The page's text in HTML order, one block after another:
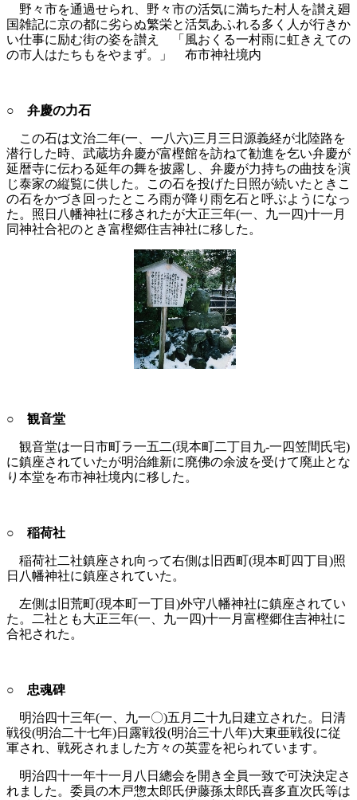
野々市を通過せられ、野々市の活気に満ちた村人を讃え廻
国雑記に京の都に劣らぬ繁栄と活気あふれる多く人が行きか
い仕事に励む街の姿を讃え 「風おくる一村雨に虹きえての
の市人はたちもをやまず。」 布市神社境内
○ 弁慶の力石
この石は文治二年(一、一八六)三月三日源義経が北陸路を
潜行した時、武蔵坊弁慶が富樫館を訪ねて勧進を乞い弁慶が
延暦寺に伝わる延年の舞を披露し、弁慶が力持ちの曲技を演
じ泰家の縦覧に供した。この石を投げた日照が続いたときこ
の石をかづき回ったところ雨が降り雨乞石と呼ぶようになっ
た。照日八幡神社に移されたが大正三年(一、九一四)十一月
同神社合祀のとき富樫郷住吉神社に移した。
○ 観音堂
観音堂は一日市町ラ一五二(現本町二丁目九‐一四笠間氏宅)
に鎮座されていたが明治維新に廃佛の余波を受けて廃止とな
り本堂を布市神社境内に移した。
○ 稲荷社
稲荷社二社鎮座され向って右側は旧西町(現本町四丁目)照
日八幡神社に鎮座されていた。
左側は旧荒町(現本町一丁目)外守八幡神社に鎮座されてい
た。二社とも大正三年(一、九一四)十一月富樫郷住吉神社に
合祀された。
○ 忠魂碑
明治四十三年(一、九一〇)五月二十九日建立された。日清
戦役(明治二十七年)日露戦役(明治三十八年)大東亜戦役に従
軍され、戦死されました方々の英霊を祀られています。
明治四十一年十一月八日總会を開き全員一致で可決決定さ
れました。委員の木戸惣太郎氏伊藤孫太郎氏喜多直次氏等は